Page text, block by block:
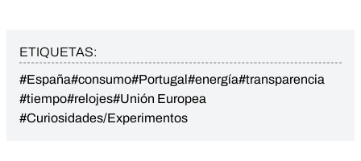
ETIQUETAS:
#España#consumo#Portugal#energía#transparencia
#tiempo#relojes#Unión Europea
#Curiosidades/Experimentos